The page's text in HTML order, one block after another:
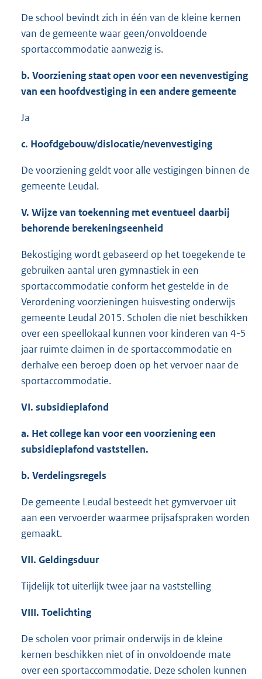
De school bevindt zich in één van de kleine kernen
van de gemeente waar geen/onvoldoende
sportaccommodatie aanwezig is.
b. Voorziening staat open voor een nevenvestiging
van een hoofdvestiging in een andere gemeente
Ja
c. Hoofdgebouw/dislocatie/nevenvestiging
De voorziening geldt voor alle vestigingen binnen de
gemeente Leudal.
V. Wijze van toekenning met eventueel daarbij
behorende berekeningseenheid
Bekostiging wordt gebaseerd op het toegekende te
gebruiken aantal uren gymnastiek in een
sportaccommodatie conform het gestelde in de
Verordening voorzieningen huisvesting onderwijs
gemeente Leudal 2015. Scholen die niet beschikken
over een speellokaal kunnen voor kinderen van 4-5
jaar ruimte claimen in de sportaccommodatie en
derhalve een beroep doen op het vervoer naar de
sportaccommodatie.
VI. subsidieplafond
a. Het college kan voor een voorziening een
subsidieplafond vaststellen.
b. Verdelingsregels
De gemeente Leudal besteedt het gymvervoer uit
aan een vervoerder waarmee prijsafspraken worden
gemaakt.
VII. Geldingsduur
Tijdelijk tot uiterlijk twee jaar na vaststelling
VIII. Toelichting
De scholen voor primair onderwijs in de kleine
kernen beschikken niet of in onvoldoende mate
over een sportaccommodatie. Deze scholen kunnen